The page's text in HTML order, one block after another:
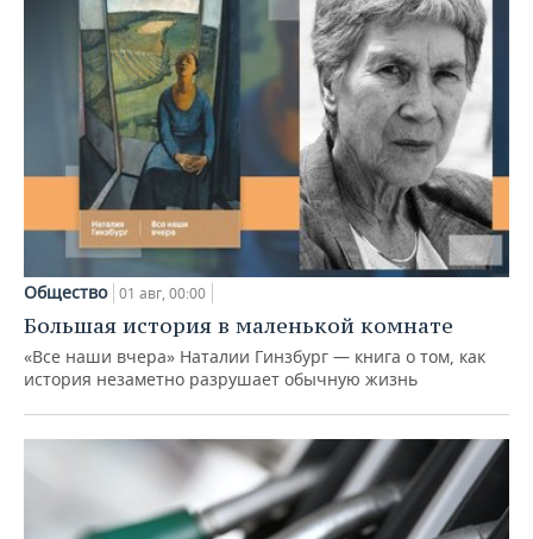
Общество 01 авг, 00:00
Большая история в маленькой комнате
«Все наши вчера» Наталии Гинзбург — книга о том, как
история незаметно разрушает обычную жизнь